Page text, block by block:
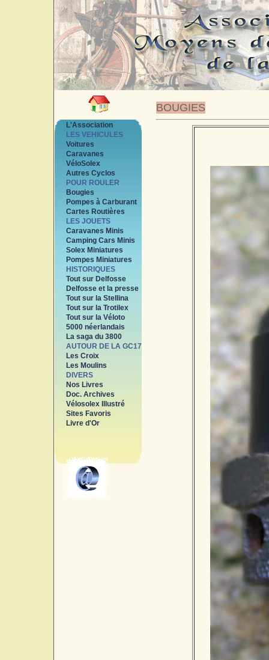
BOUGIES
L'Association
LES VEHICULES
Voitures
Caravanes
VéloSolex
Autres Cyclos
POUR ROULER
Bougies
Pompes à Carburant
Cartes Routières
LES JOUETS
Caravanes Minis
Camping Cars Minis
Solex Miniatures
Pompes Miniatures
HISTORIQUES
Tout sur Delfosse
Delfosse et la presse
Tout sur la Stellina
Tout sur la Trotilex
Tout sur la Véloto
5000 néerlandais
La saga du 3800
AUTOUR DE LA GC17
Les Croix
Les Moulins
DIVERS
Nos Livres
Doc. Archives
Vélosolex Illustré
Sites Favoris
Livre d'Or